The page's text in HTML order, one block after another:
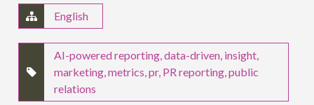
English
AI-powered reporting ,data-driven insight
marketing ,metrics ,pr, PR reporting ,public
relations